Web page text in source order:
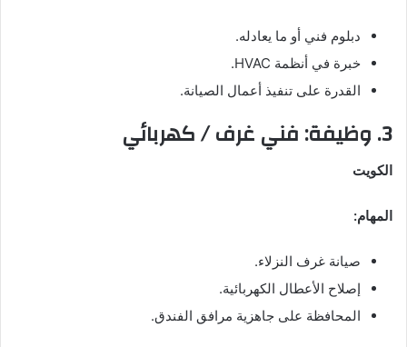
دبلوم فني أو ما يعادله.
خبرة في أنظمة HVAC.
القدرة على تنفيذ أعمال الصيانة.
3. وظيفة: فني غرف / كهربائي
الكويت
المهام:
صيانة غرف النزلاء.
إصلاح الأعطال الكهربائية.
المحافظة على جاهزية مرافق الفندق.